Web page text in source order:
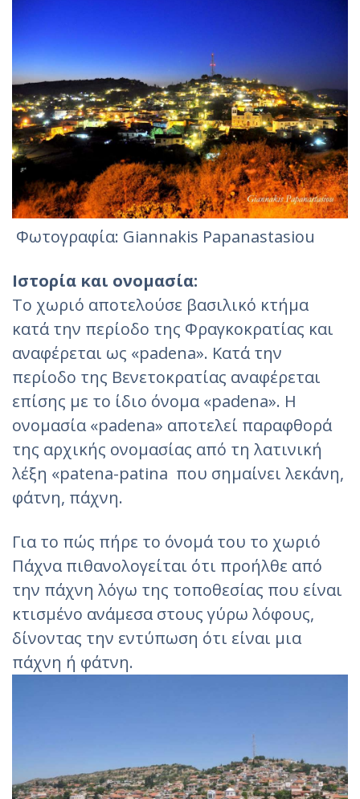
Φωτογραφία: Giannakis Papanastasiou
Ιστορία και ονομασία:
Το χωριό αποτελούσε βασιλικό κτήμα
κατά την περίοδο της Φραγκοκρατίας και
αναφέρεται ως «padena». Κατά την
περίοδο της Βενετοκρατίας αναφέρεται
επίσης με το ίδιο όνομα «padena». Η
ονομασία «padena» αποτελεί παραφθορά
της αρχικής ονομασίας από τη λατινική
λέξη «patena-patina που σημαίνει λεκάνη,
φάτνη, πάχνη.
Για το πώς πήρε το όνομά του το χωριό
Πάχνα πιθανολογείται ότι προήλθε από
την πάχνη λόγω της τοποθεσίας που είναι
κτισμένο ανάμεσα στους γύρω λόφους,
δίνοντας την εντύπωση ότι είναι μια
πάχνη ή φάτνη.